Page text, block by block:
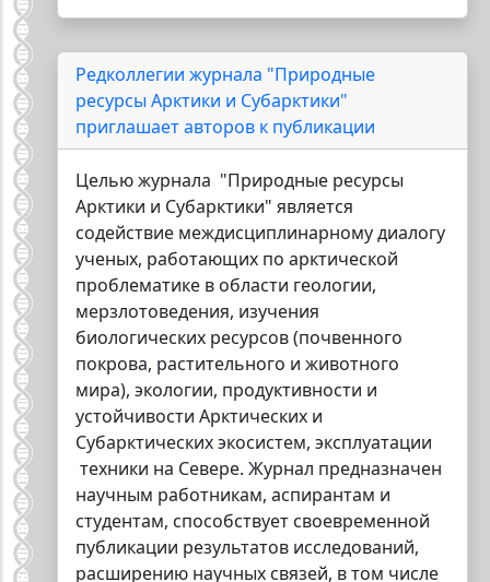
Редколлегии журнала "Природные
ресурсы Арктики и Субарктики"
приглашает авторов к публикации
Целью журнала "Природные ресурсы
Арктики и Субарктики" является
содействие междисциплинарному диалогу
ученых, работающих по арктической
проблематике в области геологии,
мерзлотоведения, изучения
биологических ресурсов (почвенного
покрова, растительного и животного
мира), экологии, продуктивности и
устойчивости Арктических и
Субарктических экосистем, эксплуатации
техники на Севере. Журнал предназначен
научным работникам, аспирантам и
студентам, способствует своевременной
публикации результатов исследований,
расширению научных связей, в том числе